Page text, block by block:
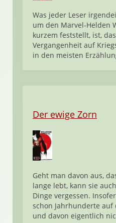
Was jeder Leser
um den Marvel-Helden
kurzem feststellt, ist,
Vergangenheit auf
in den meisten
Der ewige Zorn
Geht man davon aus,
lange lebt, kann sie
Dinge vergessen.
schon Jahrhunderte
und davon eigentlich